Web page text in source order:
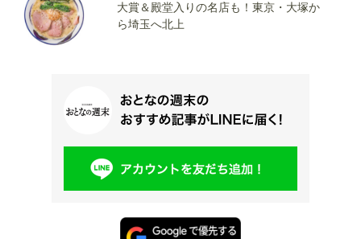
大賞＆殿堂入りの名店も！東京・大塚か
ら埼玉へ北上